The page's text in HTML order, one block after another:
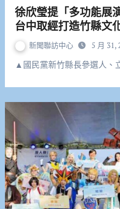
徐欣瑩提「多功能
台中取經打造竹縣文
新聞聯訪中心 5 月 31,
▲國民黨新竹縣長參選人